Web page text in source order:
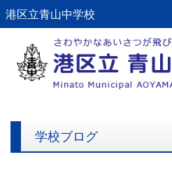
港区立青山中学校
学校ブログ